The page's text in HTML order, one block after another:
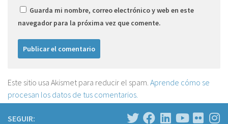
Guarda mi nombre, correo electrónico y web en este
navegador para la próxima vez que comente.
Este sitio usa Akismet para reducir el spam. Aprende cómo se
procesan los datos de tus comentarios.
SEGUIR: